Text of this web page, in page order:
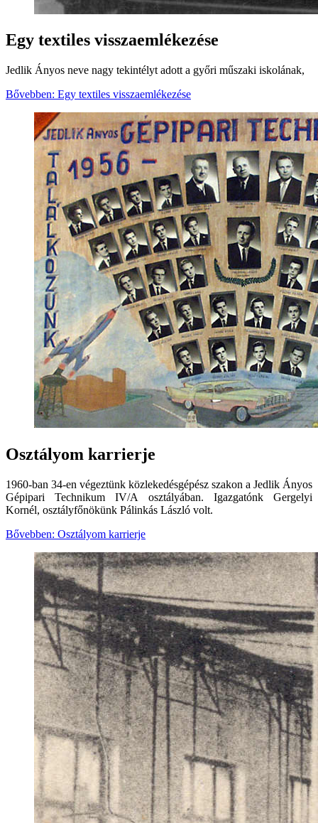
Egy textiles visszaemlékezése
Jedlik Ányos neve nagy tekintélyt adott a győri műszaki iskolának,
Bővebben: Egy textiles visszaemlékezése
Osztályom karrierje
1960-ban 34-en végeztünk közlekedésgépész szakon a Jedlik Ányos
Gépipari Technikum IV/A osztályában. Igazgatónk Gergelyi
Kornél, osztályfőnökünk Pálinkás László volt.
Bővebben: Osztályom karrierje